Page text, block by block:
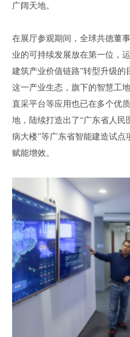
广阔天地。
在展厅参观期间 ， 全球共德董
业的可持续发展放在第一位，
建筑产业价值链路”转型升级的
这一产业生态，旗下的智慧工地
直采平台等应用也已在多个优质
地 ， 陆续打造出 了“广东省人民
病大楼”等广东省智能建造试点
赋能增效。